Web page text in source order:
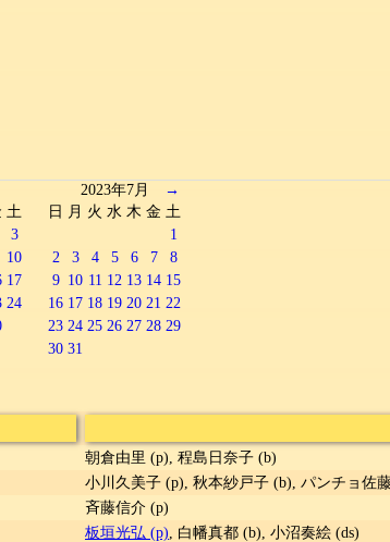
土
3
10
17
24
2023年7月
→
日 月 火 水 木 金 土
1
2
3 4 5 6 7
8
9 10 11 12 13 14 15
16 17 18 19 20 21 22
23 24 25 26 27 28 29
30 31
朝倉由里 (p), 程島日奈子 (b)
小川久美子 (p), 秋本紗戸子 (b), パンチョ佐
斉藤信介 (p)
板垣光弘 (p) , 白幡真都 (b), 小沼奏絵 (ds)